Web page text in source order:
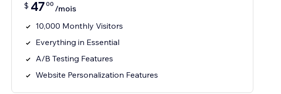
$ 47 00 /mois
10,000 Monthly Visitors
Everything in Essential
A/B Testing Features
Website Personalization Features